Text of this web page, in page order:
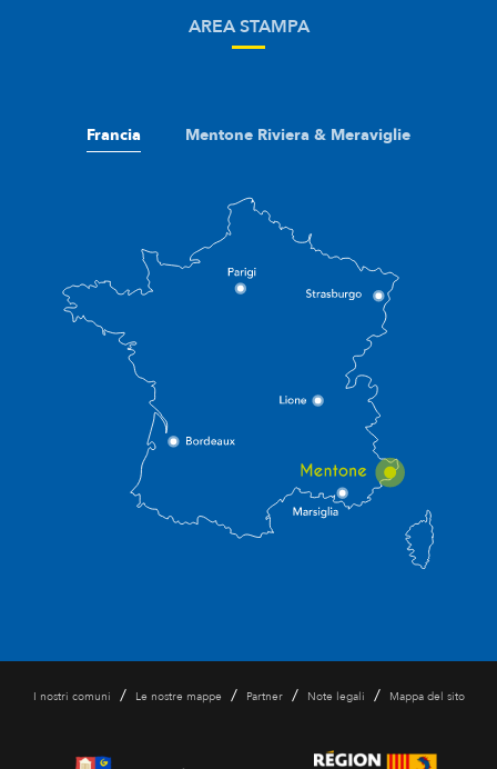
AREA STAMPA
Francia Mentone Riviera & Meraviglie
I nostri comuni / Le nostre mappe / Partner / Note legali / Mappa del sito